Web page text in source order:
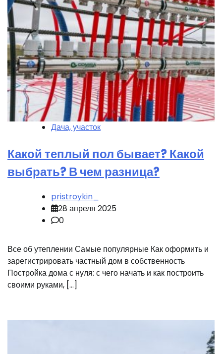
Дача, участок
Какой теплый пол бывает? Какой
выбрать? В чем разница?
pristroykin_
28 апреля 2025
0
Все об утеплении Самые популярные Как оформить и
зарегистрировать частный дом в собственность
Постройка дома с нуля: с чего начать и как построить
своими руками, […]